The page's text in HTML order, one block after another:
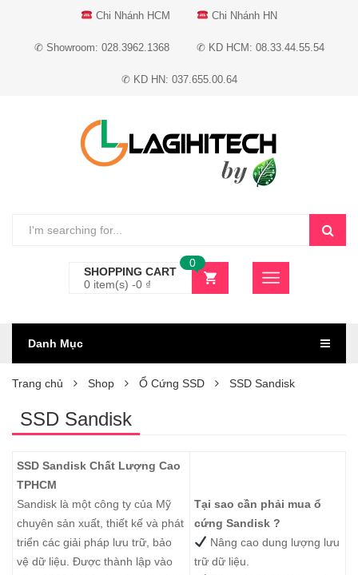
Chi Nhánh HCM Chi Nhánh HN
✆ Showroom: 028.3962.1368 ✆ KD HCM: 08.33.44.55.54
✆ KD HN: 037.655.00.64
SHOPPING CART
0 item(s) -0 ₫
0
Danh Mục
Trang chủ Shop Ổ Cứng SSD SSD Sandisk
SSD Sandisk
SSD Sandisk Chất Lượng Cao
TPHCM
Sandisk là một công ty của Mỹ
chuyên sản xuất, thiết kế và phát
triển các giải pháp lưu trữ, bảo
vệ dữ liệu. Được thành lập vào
Tại sao cần phải mua ổ
cứng Sandisk ?
Nâng cao dung lượng lưu
trữ dữ liệu.